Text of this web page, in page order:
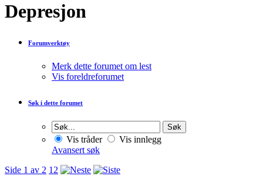
Depresjon
Forumverktøy
Merk dette forumet om lest
Vis foreldreforumet
Søk i dette forumet
Vis tråder
Vis innlegg
Avansert søk
Side 1 av 2 1 2